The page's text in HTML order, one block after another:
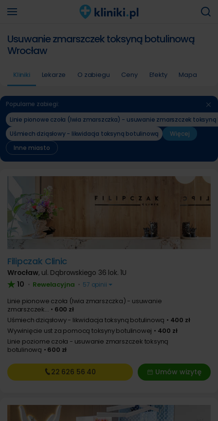
Usuwanie zmarszczek toksyną botulinową
Wrocław
Kliniki Lekarze O zabiegu Ceny Efekty Mapa
Popularne zabiegi:
Linie pionowe czoła (lwia zmarszczka) - usuwanie zmarszczek
Uśmiech dziąsłowy - likwidacja toksyną botulinową
Więcej
Inne miasto
Filipczak Clinic
Wrocław, ul. Dąbrowskiego 36 lok. 1U
10 • Rewelacyjna • 57 opinii
Linie pionowe czoła (lwia zmarszczka) - usuwanie
zmarszczek...
600 zł
Uśmiech dziąsłowy - likwidacja toksyną botulinową
400 zł
Wywinięcie ust za pomocą toksyny botulinowej
400 zł
Linie poziome czoła - usuwanie zmarszczek toksyną
botulinową
600 zł
Umów wizytę
22 626 56 40